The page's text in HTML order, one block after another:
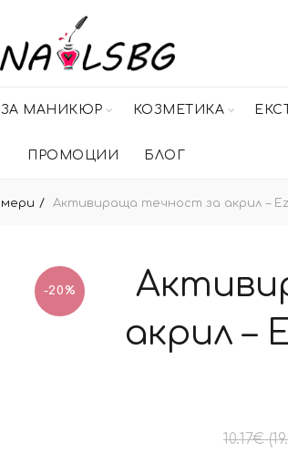
МАНИКЮР КОЗМЕТИКА
ПРОМОЦИИ БЛОГ
Aктивираща течност за акрил –
-20%
акрил –
10.17€